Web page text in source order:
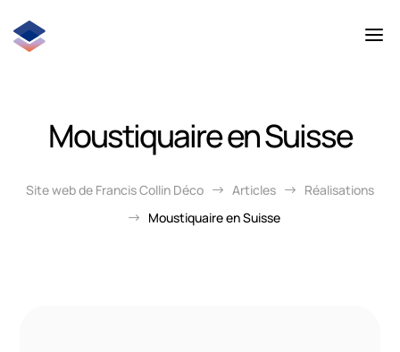
Moustiquaire en Suisse
Site web de Francis Collin Déco $ Articles $ Réalisations
$ Moustiquaire en Suisse